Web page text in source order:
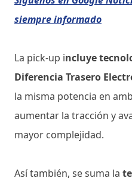
siempre informado
La pick-up incluye
Diferencia Trasero
la misma potencia en
aumentar la tracción y
mayor complejidad.
Así también, se suma la